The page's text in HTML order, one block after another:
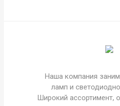
Наша компания
ламп и
Широкий ассортимент,